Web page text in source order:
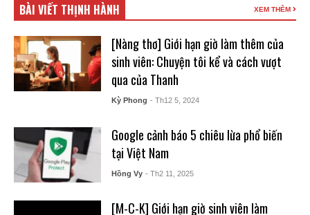
BÀI VIẾT THỊNH HÀNH XEM THÊM
[Nàng thơ] Giới hạn giờ làm thêm của
sinh viên: Chuyện tôi kể và cách vượt
qua của Thanh
Kỳ Phong - Th12 5, 2024
Google cảnh báo 5 chiêu lừa phổ biến
tại Việt Nam
Hồng Vy - Th2 11, 2025
[M-C-K] Giới hạn giờ sinh viên làm